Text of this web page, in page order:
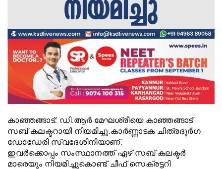
കാഞ്ഞങ്ങാട്: ഡി.ആര്‍ മേഘശ്രീയെ കാഞ്ഞങ്ങാട്
സബ് കലക്ടറായി നിയമിച്ചു.കാര്‍ണ്ണാടക ചിത്രദുര്‍ഗ
ഡോഡേരി സ്വദേശിനിയാണ്.
ഇവര്‍ക്കൊപ്പം സംസ്ഥാനത്ത് ഏഴ് സബ് കലക്ടര്‍
മാരെയും നിയമിച്ചുകൊണ്ട് ചീഫ് സെക്രട്ടറി